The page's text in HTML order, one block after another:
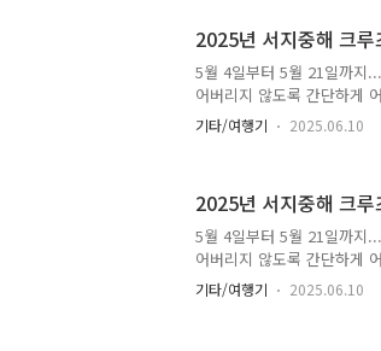
중에서도 제일 강력하며, 현
다. ComfyUI가 처음이시라
기 바랍니다.LTXV 13B 모
2025년 서지중해 크
5월 4일부터 5월 21일까지
어버리지 않도록 간단하게
여행이나 자유여행을 준비
세움바티칸 시티트레비 분
데, 차를 타는 시간은 거의 2
선사에서 제공해주는 옵션
환하는 Hop on and hop
상품..
기타/여행기 2025.06.10
2025년 서지중해 크
5월 4일부터 5월 21일까지
어버리지 않도록 간단하게
여행이나 자유여행을 준비
아이스링크 공연5월 14일,
기타/여행기 2025.06.10